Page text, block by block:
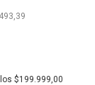
$199.999,00